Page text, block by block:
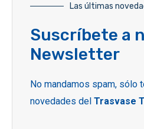
Las últimas
Suscríbete a
Newsletter
No mandamos spam, sólo
novedades del Trasvase